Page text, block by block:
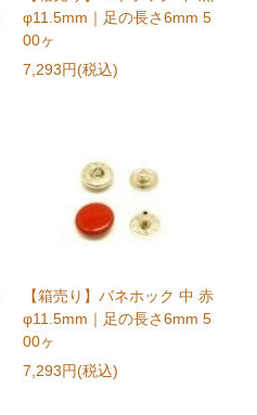
φ11.5mm｜足の長さ6mm 5
00ヶ
7,293円(税込)
【箱売り】バネホック 中 赤
φ11.5mm｜足の長さ6mm 5
00ヶ
7,293円(税込)